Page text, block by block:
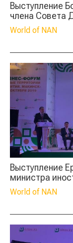
Выступление
члена Совета
World of NAN
Выступление
министра
World of NAN